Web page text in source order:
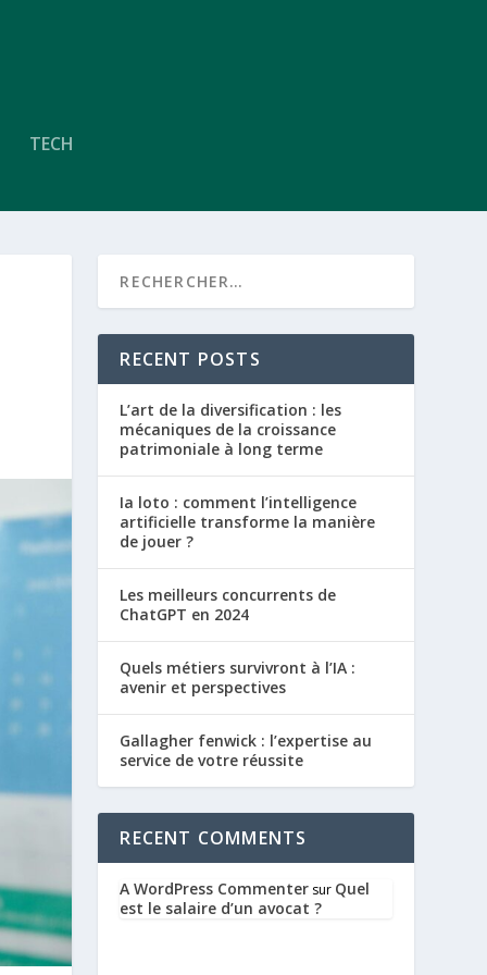
TECH
RECENT POSTS
L’art de la diversification : les
mécaniques de la croissance
patrimoniale à long terme
Ia loto : comment l’intelligence
artificielle transforme la manière
de jouer ?
Les meilleurs concurrents de
ChatGPT en 2024
Quels métiers survivront à l’IA :
avenir et perspectives
Gallagher fenwick : l’expertise au
service de votre réussite
RECENT COMMENTS
A WordPress Commenter sur Quel
est le salaire d’un avocat ?